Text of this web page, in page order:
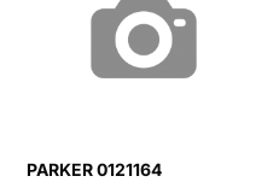
PARKER 0121164